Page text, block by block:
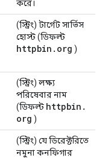
করে।
(স্ট্রিং) টার্গেট সার্ভিস
হোস্ট (ডিফল্ট
httpbin . org )
(স্ট্রিং) লক্ষ্য
পরিষেবার নাম
(ডিফল্ট httpbin .
org )
(স্ট্রিং) যে ডিরেক্টরিতে
নমুনা কনফিগার